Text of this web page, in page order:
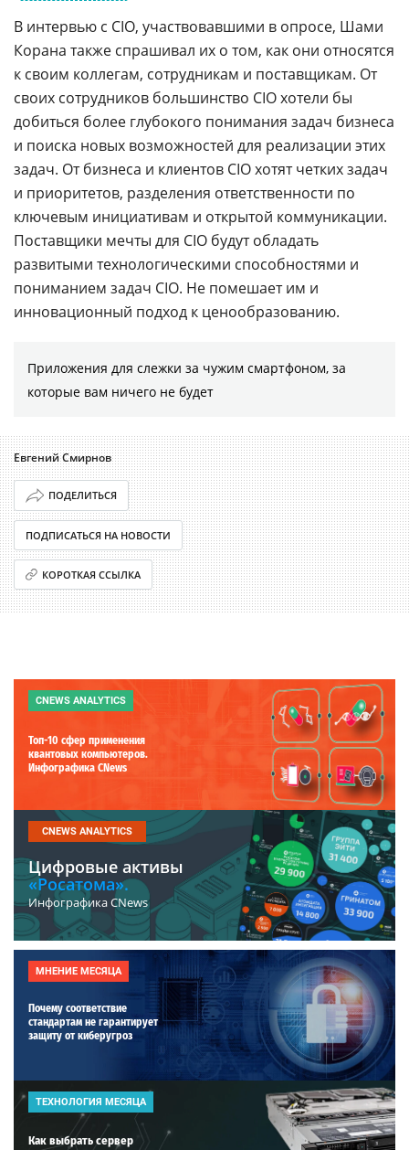
В интервью с CIO, участвовавшими в опросе, Шами
Корана также спрашивал их о том, как они относятся
к своим коллегам, сотрудникам и поставщикам. От
своих сотрудников большинство CIO хотели бы
добиться более глубокого понимания задач бизнеса
и поиска новых возможностей для реализации этих
задач. От бизнеса и клиентов CIO хотят четких задач
и приоритетов, разделения ответственности по
ключевым инициативам и открытой коммуникации.
Поставщики мечты для CIO будут обладать
развитыми технологическими способностями и
пониманием задач CIO. Не помешает им и
инновационный подход к ценообразованию.
Приложения для слежки за чужим смартфоном, за
которые вам ничего не будет
Евгений Смирнов
ПОДЕЛИТЬСЯ
ПОДПИСАТЬСЯ НА НОВОСТИ
КОРОТКАЯ ССЫЛКА
CNEWS ANALYTICS
Топ-10 сфер применения
квантовых компьютеров.
Инфографика CNews
CNEWS ANALYTICS
Цифровые активы
«Росатома».
Инфографика CNews
МНЕНИЕ МЕСЯЦА
Почему соответствие
стандартам не гарантирует
защиту от киберугроз
ТЕХНОЛОГИЯ МЕСЯЦА
Как выбрать сервер